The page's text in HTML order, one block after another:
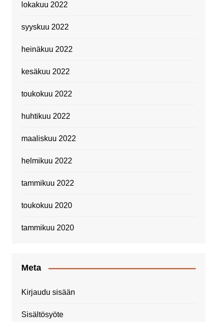
lokakuu 2022
syyskuu 2022
heinäkuu 2022
kesäkuu 2022
toukokuu 2022
huhtikuu 2022
maaliskuu 2022
helmikuu 2022
tammikuu 2022
toukokuu 2020
tammikuu 2020
Meta
Kirjaudu sisään
Sisältösyöte